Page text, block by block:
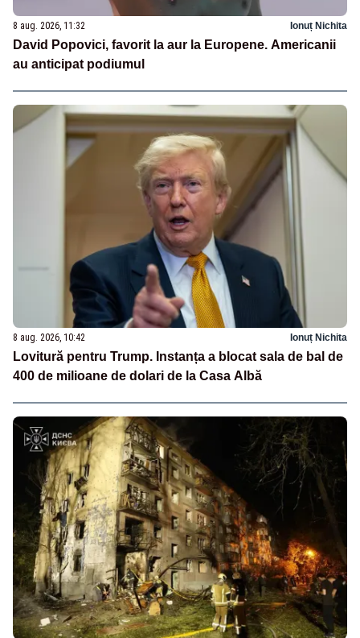
8 aug. 2026, 11:32 Ionuț Nichita
David Popovici, favorit la aur la Europene. Americanii
au anticipat podiumul
8 aug. 2026, 10:42 Ionuț Nichita
Lovitură pentru Trump. Instanța a blocat sala de bal de
400 de milioane de dolari de la Casa Albă